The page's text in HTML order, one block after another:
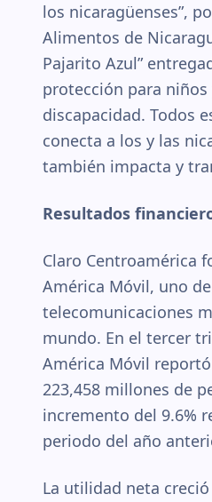
los nicaragüenses”,
Alimentos de
Pajarito Azul”
protección para niños
discapacidad. Todos
conecta a los y las
también impacta y
Resultados
Claro Centroamérica
América Móvil, uno
telecomunicaciones
mundo. En el tercer
América Móvil
223,458 millones de
incremento del 9.6%
periodo del año
La utilidad neta creció